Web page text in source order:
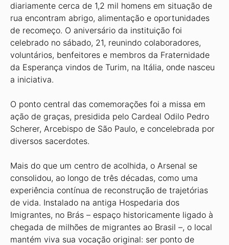
diariamente cerca de 1,2 mil homens em situação de
rua encontram abrigo, alimentação e oportunidades
de recomeço. O aniversário da instituição foi
celebrado no sábado, 21, reunindo colaboradores,
voluntários, benfeitores e membros da Fraternidade
da Esperança vindos de Turim, na Itália, onde nasceu
a iniciativa.
O ponto central das comemorações foi a missa em
ação de graças, presidida pelo Cardeal Odilo Pedro
Scherer, Arcebispo de São Paulo, e concelebrada por
diversos sacerdotes.
Mais do que um centro de acolhida, o Arsenal se
consolidou, ao longo de três décadas, como uma
experiência contínua de reconstrução de trajetórias
de vida. Instalado na antiga Hospedaria dos
Imigrantes, no Brás – espaço historicamente ligado à
chegada de milhões de migrantes ao Brasil –, o local
mantém viva sua vocação original: ser ponto de